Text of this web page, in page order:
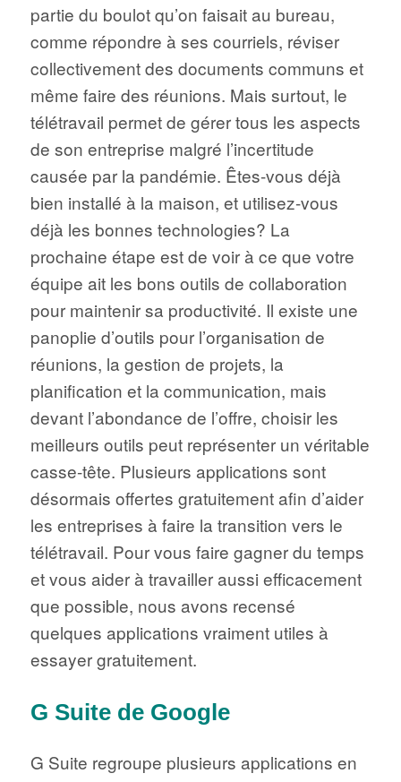
partie du boulot qu’on faisait au bureau,
comme répondre à ses courriels, réviser
collectivement des documents communs et
même faire des réunions. Mais surtout, le
télétravail permet de gérer tous les aspects
de son entreprise malgré l’incertitude
causée par la pandémie. Êtes-vous déjà
bien installé à la maison, et utilisez-vous
déjà les bonnes technologies? La
prochaine étape est de voir à ce que votre
équipe ait les bons outils de collaboration
pour maintenir sa productivité. Il existe une
panoplie d’outils pour l’organisation de
réunions, la gestion de projets, la
planification et la communication, mais
devant l’abondance de l’offre, choisir les
meilleurs outils peut représenter un véritable
casse-tête. Plusieurs applications sont
désormais offertes gratuitement afin d’aider
les entreprises à faire la transition vers le
télétravail. Pour vous faire gagner du temps
et vous aider à travailler aussi efficacement
que possible, nous avons recensé
quelques applications vraiment utiles à
essayer gratuitement.
G Suite de Google
G Suite regroupe plusieurs applications en